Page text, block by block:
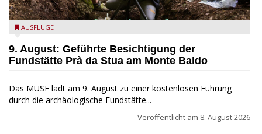
die archäologische Fundstätte Riparo Prà da Stua am Monte
AUSFLÜGE
9. August: Geführte Besichtigung der
Fundstätte Prà da Stua am Monte Baldo
Das MUSE lädt am 9. August zu einer kostenlosen Führung
durch die archäologische Fundstätte...
Veröffentlicht am 8. August 2026